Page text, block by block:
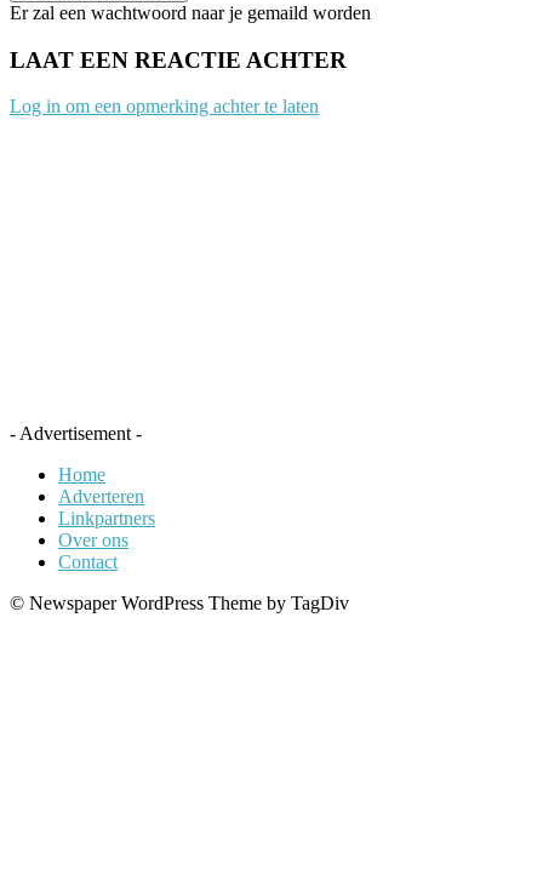
Er zal een wachtwoord naar je gemaild worden
LAAT EEN REACTIE ACHTER
Log in om een opmerking achter te laten
- Advertisement -
Home
Adverteren
Linkpartners
Over ons
Contact
© Newspaper WordPress Theme by TagDiv